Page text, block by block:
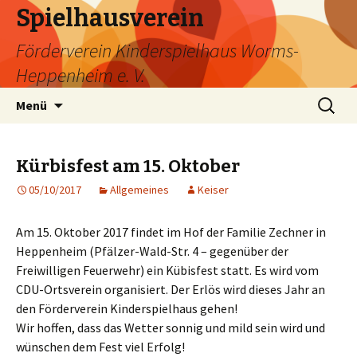
Spielhausverein
Förderverein Kinderspielhaus Worms-
Heppenheim e. V.
Menü
Suche
nach:
Kürbisfest am 15. Oktober
05/10/2017 Allgemeines Keiser
Am 15. Oktober 2017 findet im Hof der Familie Zechner in
Heppenheim (Pfälzer-Wald-Str. 4 – gegenüber der
Freiwilligen Feuerwehr) ein Kübisfest statt. Es wird vom
CDU-Ortsverein organisiert. Der Erlös wird dieses Jahr an
den Förderverein Kinderspielhaus gehen!
Wir hoffen, dass das Wetter sonnig und mild sein wird und
wünschen dem Fest viel Erfolg!